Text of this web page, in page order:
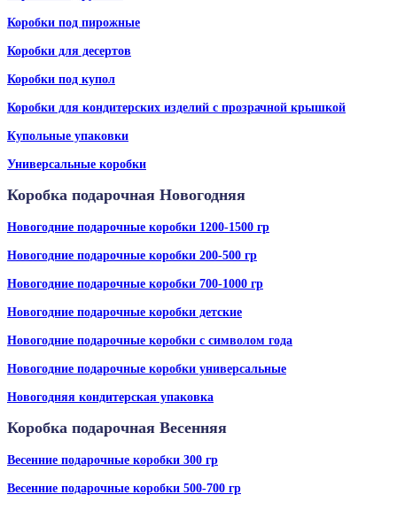
Коробки под пирожные
Коробки для десертов
Коробки под купол
Коробки для кондитерских изделий с прозрачной крышкой
Купольные упаковки
Универсальные коробки
Коробка подарочная Новогодняя
Новогодние подарочные коробки 1200-1500 гр
Новогодние подарочные коробки 200-500 гр
Новогодние подарочные коробки 700-1000 гр
Новогодние подарочные коробки детские
Новогодние подарочные коробки с символом года
Новогодние подарочные коробки универсальные
Новогодняя кондитерская упаковка
Коробка подарочная Весенняя
Весенние подарочные коробки 300 гр
Весенние подарочные коробки 500-700 гр